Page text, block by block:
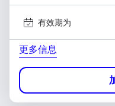
有效期为
更多信息